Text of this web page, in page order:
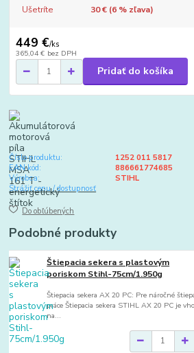
Ušetríte 30 € (6% zľava)
449 €/ks
365,04 € bez DPH
Pridať do košíka
Číslo produktu:
1252 011 5817
EAN kód:
886661774685
Výrobca:
STIHL
Strážiť cenu / dostupnosť
Do obľúbených
Podobné produkty
Štiepacia sekera s plastovým
poriskom Stihl-75cm/1.950g
Štiepacia sekera AX 20 PC: Pre náročné
práce Štiepacia sekera STIHL AX 20 PC je
na...